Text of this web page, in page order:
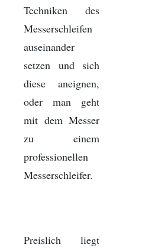
Techniken des
Messerschleifen
auseinander
setzen und sich
diese aneignen,
oder man geht
mit dem Messer
zu einem
professionellen
Messerschleifer.
Preislich liegt